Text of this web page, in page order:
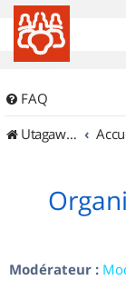
FAQ
UtagawaVTT (Randos VTT et VTTAE avec traces GPS)
Modérateur :